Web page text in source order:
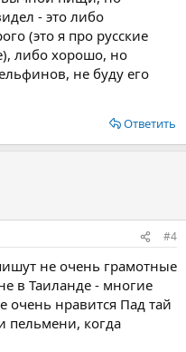
- это либо
(это я про русские
либо хорошо, но
не буду его
Ответить
#4
не очень грамотные
в Таиланде - многие
очень нравится Пад тай
пельмени, когда